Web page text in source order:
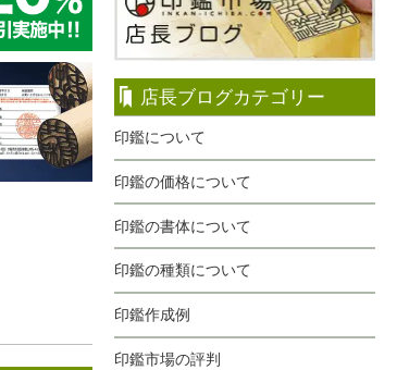
店長ブログカテゴリー
印鑑について
印鑑の価格について
印鑑の書体について
印鑑の種類について
印鑑作成例
印鑑市場の評判